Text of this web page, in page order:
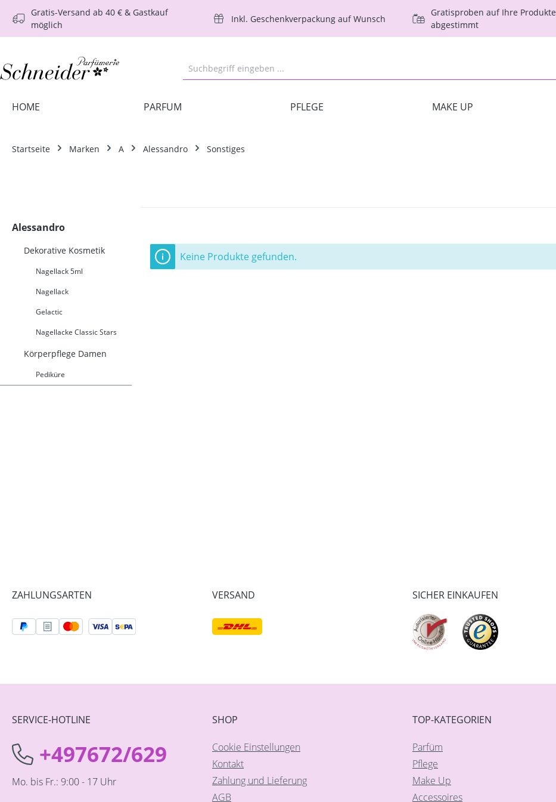
Hauptinhalt springen
Zur Suche springen
Zur Hauptnavigation springen
Gratis-Versand ab 40 € & Gastkauf
möglich
Inkl. Geschenkverpackung auf Wunsch
Gratisproben auf Ihre Produkte
abgestimmt
HOME PARFUM PFLEGE MAKE UP
Startseite Marken A Alessandro Sonstiges
Alessandro
Dekorative Kosmetik
Nagellack 5ml
Nagellack
Gelactic
Nagellacke Classic Stars
Körperpflege Damen
Pediküre
Keine Produkte gefunden.
ZAHLUNGSARTEN VERSAND SICHER EINKAUFEN
SERVICE-HOTLINE
+497672/629
Mo. bis Fr.: 9:00 - 17 Uhr
SHOP
Cookie Einstellungen
Kontakt
Zahlung und Lieferung
AGB
TOP-KATEGORIEN
Parfüm
Pflege
Make Up
Accessoires